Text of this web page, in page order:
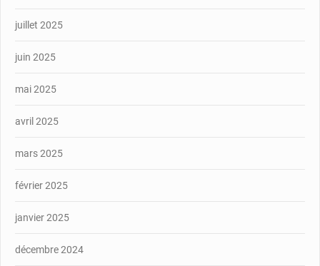
juillet 2025
juin 2025
mai 2025
avril 2025
mars 2025
février 2025
janvier 2025
décembre 2024